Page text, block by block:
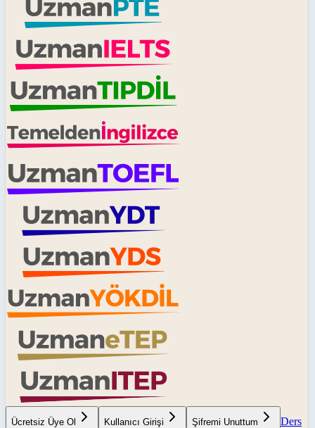
Ücretsiz Üye Ol Kullanıcı Girişi Şifremi Unuttum
Ders